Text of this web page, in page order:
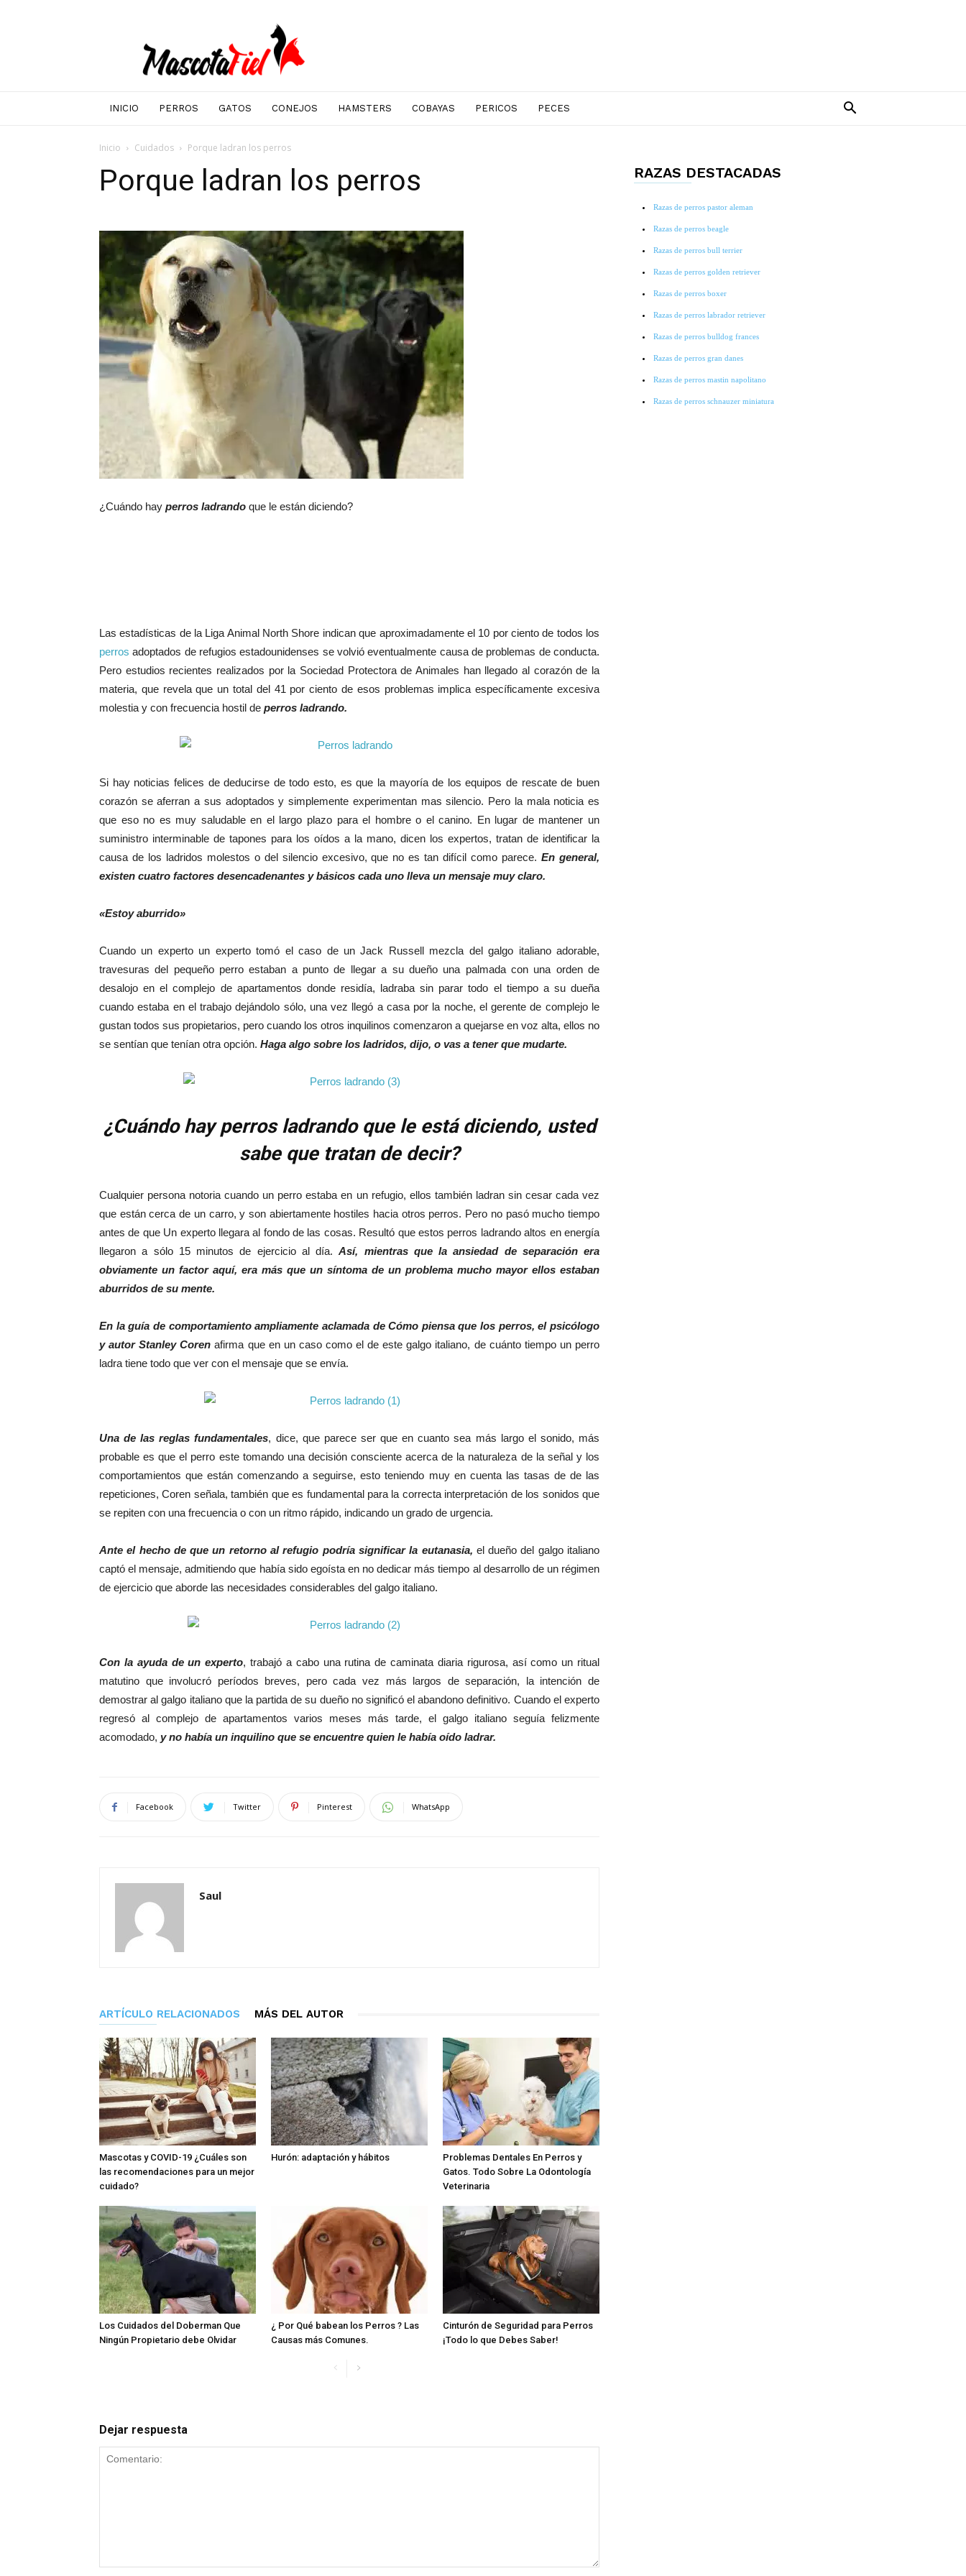
Mascotafiel
INICIO PERROS GATOS CONEJOS HAMSTERS COBAYAS PERICOS PECES
Inicio Cuidados Porque ladran los perros
Porque ladran los perros
¿Cuándo hay perros ladrando que le están diciendo?
Las estadísticas de la Liga Animal North Shore indican que aproximadamente el 10 por ciento de todos los
perros adoptados de refugios estadounidenses se volvió eventualmente causa de problemas de conducta.
Pero estudios recientes realizados por la Sociedad Protectora de Animales han llegado al corazón de la
materia, que revela que un total del 41 por ciento de esos problemas implica específicamente excesiva
molestia y con frecuencia hostil de perros ladrando.
Si hay noticias felices de deducirse de todo esto, es que la mayoría de los equipos de rescate de buen
corazón se aferran a sus adoptados y simplemente experimentan mas silencio. Pero la mala noticia es
que eso no es muy saludable en el largo plazo para el hombre o el canino. En lugar de mantener un
suministro interminable de tapones para los oídos a la mano, dicen los expertos, tratan de identificar la
causa de los ladridos molestos o del silencio excesivo, que no es tan difícil como parece.En general,
existen cuatro factores desencadenantes y básicos cada uno lleva un mensaje muy claro.
«Estoy aburrido»
Cuando un experto un experto tomó el caso de un Jack Russell mezcla del galgo italiano adorable,
travesuras del pequeño perro estaban a punto de llegar a su dueño una palmada con una orden de
desalojo en el complejo de apartamentos donde residía, ladraba sin parar todo el tiempo a su dueña
cuando estaba en el trabajo dejándolo sólo, una vez llegó a casa por la noche, el gerente de complejo le
gustan todos sus propietarios, pero cuando los otros inquilinos comenzaron a quejarse en voz alta, ellos no
se sentían que tenían otra opción. Haga algo sobre los ladridos, dijo, o vas a tener que mudarte.
¿Cuándo hay perros ladrando que le está diciendo, usted
sabe que tratan de decir?
Cualquier persona notoria cuando un perro estaba en un refugio, ellos también ladran sin cesar cada vez
que están cerca de un carro, y son abiertamente hostiles hacia otros perros. Pero no pasó mucho tiempo
antes de que Un experto llegara al fondo de las cosas. Resultó que estos perros ladrando altos en energía
llegaron a sólo 15 minutos de ejercicio al día.Así, mientras que la ansiedad de separación era
obviamente un factor aquí, era más que un síntoma de un problema mucho mayor ellos estaban
aburridos de su mente.
En la guía de comportamiento ampliamente aclamada de Cómo piensa que los perros, el psicólogo
y autor Stanley Coren afirma que en un caso como el de este galgo italiano, de cuánto tiempo un perro
ladra tiene todo que ver con el mensaje que se envía.
Una de las reglas fundamentales, dice, que parece ser que en cuanto sea más largo el sonido, más
probable es que el perro este tomando una decisión consciente acerca de la naturaleza de la señal y los
comportamientos que están comenzando a seguirse, esto teniendo muy en cuenta las tasas de de las
repeticiones, Coren señala, también que es fundamental para la correcta interpretación de los sonidos que
se repiten con una frecuencia o con un ritmo rápido, indicando un grado de urgencia.
Ante el hecho de que un retorno al refugio podría significar la eutanasia, el dueño del galgo italiano
captó el mensaje, admitiendo que había sido egoísta en no dedicar más tiempo al desarrollo de un régimen
de ejercicio que aborde las necesidades considerables del galgo italiano.
Con la ayuda de un experto, trabajó a cabo una rutina de caminata diaria rigurosa, así como un ritual
matutino que involucró períodos breves, pero cada vez más largos de separación, la intención de
demostrar al galgo italiano que la partida de su dueño no significó el abandono definitivo. Cuando el experto
regresó al complejo de apartamentos varios meses más tarde, el galgo italiano seguía felizmente
acomodado, y no había un inquilino que se encuentre quien le había oído ladrar.
Facebook Twitter Pinterest WhatsApp
Saul
ARTÍCULO RELACIONADOS MÁS DEL AUTOR
Mascotas y COVID-19 ¿Cuáles son
las recomendaciones para un mejor
cuidado?
Hurón: adaptación y hábitos
Problemas Dentales En Perros y
Gatos. Todo Sobre La Odontología
Veterinaria
Los Cuidados del Doberman Que
Ningún Propietario debe Olvidar
¿ Por Qué babean los Perros ? Las
Causas más Comunes.
Cinturón de Seguridad para Perros
¡Todo lo que Debes Saber!
Dejar respuesta
RAZAS DESTACADAS
Razas de perros pastor aleman
Razas de perros beagle
Razas de perros bull terrier
Razas de perros golden retriever
Razas de perros boxer
Razas de perros labrador retriever
Razas de perros bulldog frances
Razas de perros gran danes
Razas de perros mastin napolitano
Razas de perros schnauzer miniatura